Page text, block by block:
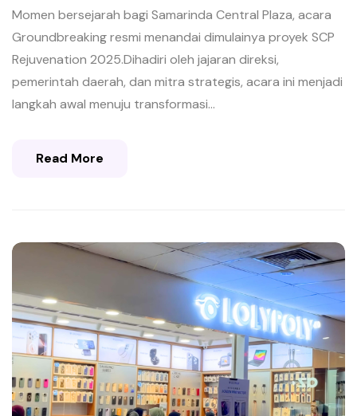
Momen bersejarah bagi Samarinda Central Plaza, acara
Groundbreaking resmi menandai dimulainya proyek SCP
Rejuvenation 2025.Dihadiri oleh jajaran direksi,
pemerintah daerah, dan mitra strategis, acara ini menjadi
langkah awal menuju transformasi...
Read More